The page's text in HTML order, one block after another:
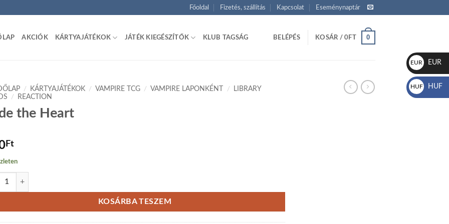
Főoldal Fizetés, szállítás Kapcsolat Eseménynaptár
AKCIÓK KÁRTYAJÁTÉKOK JÁTÉK KIEGÉSZÍTŐK KLUB TAGSÁG BELÉPÉS KOSÁR /0FT 0
/ KÁRTYAJÁTÉKOK / VAMPIRE TCG / VAMPIRE LAPONKÉNT /
LIBRARY
/ REACTION
the Heart
Ft
the Heart mennyiség
KOSÁRBA TESZEM
EUR
€
EUR
HUF
Ft
HUF